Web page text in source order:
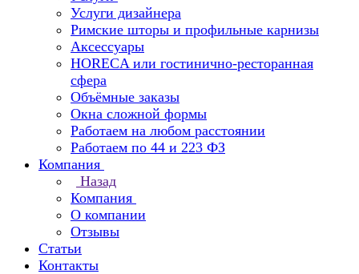
Услуги дизайнера
Римские шторы и профильные карнизы
Аксессуары
HORECA или гостинично-ресторанная
сфера
Объёмные заказы
Окна сложной формы
Работаем на любом расстоянии
Работаем по 44 и 223 ФЗ
Компания
Назад
Компания
О компании
Отзывы
Статьи
Контакты